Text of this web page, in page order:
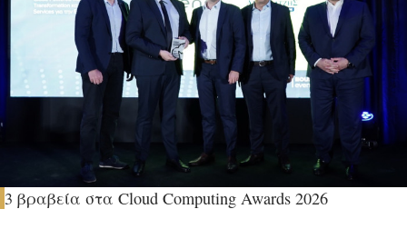
3 βραβεία στα Cloud Computing Awards 2026